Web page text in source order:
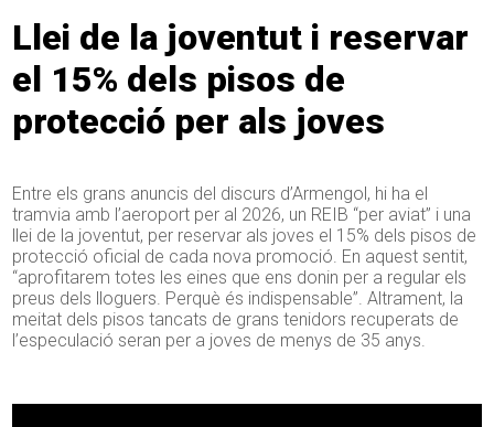
Llei de la joventut i reservar
el 15% dels pisos de
protecció per als joves
Entre els grans anuncis del discurs d’Armengol, hi ha el
tramvia amb l’aeroport per al 2026, un REIB “per aviat” i una
llei de la joventut, per reservar als joves el 15% dels pisos de
protecció oficial de cada nova promoció. En aquest sentit,
“aprofitarem totes les eines que ens donin per a regular els
preus dels lloguers. Perquè és indispensable”. Altrament, la
meitat dels pisos tancats de grans tenidors recuperats de
l’especulació seran per a joves de menys de 35 anys.